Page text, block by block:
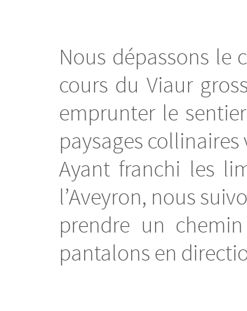
Nous dépassons le
cours du Viaur
emprunter le
paysages
Ayant franchi les
l’Aveyron, nous
prendre un
pantalons en